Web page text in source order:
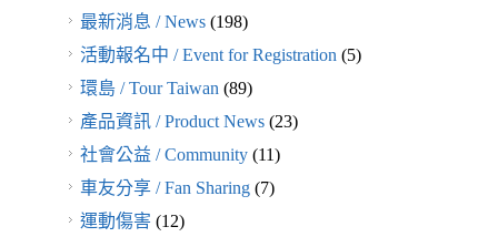
最新消息 / News(198)
活動報名中 / Event for Registration(5)
環島 / Tour Taiwan(89)
產品資訊 / Product News(23)
社會公益 / Community(11)
車友分享 / Fan Sharing(7)
運動傷害(12)